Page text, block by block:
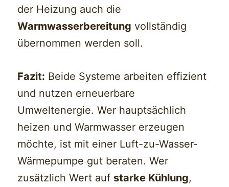
der Heizung auch die
Warmwasserbereitung vollständig
übernommen werden soll.
Fazit: Beide Systeme arbeiten effizient
und nutzen erneuerbare
Umweltenergie. Wer hauptsächlich
heizen und Warmwasser erzeugen
möchte, ist mit einer Luft-zu-Wasser-
Wärmepumpe gut beraten. Wer
zusätzlich Wert auf starke Kühlung,